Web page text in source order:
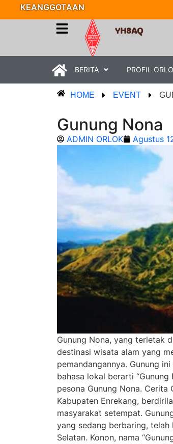
KEANGGOTAAN
YH8AQ
BERITA PROFIL
HOME EVENT
Gunung Nona
ADMIN ORLOK Agustus
Gunung Nona, yang terletak
destinasi wisata alam yang
pemandangannya. Gunung
bahasa lokal berarti
pesona Gunung Nona. Cerita
Kabupaten Enrekang,
masyarakat setempat.
yang sedang berbaring, telah
Selatan. Konon, nama